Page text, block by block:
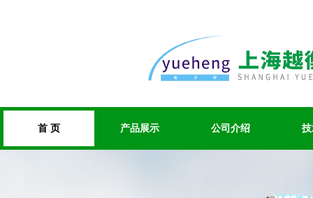
首 页 产品展示 公司介绍